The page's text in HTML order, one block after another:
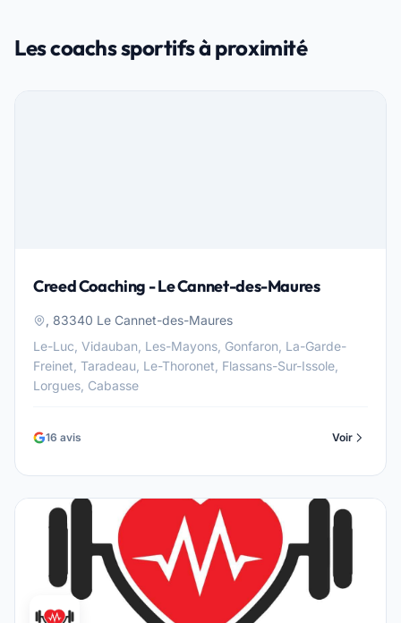
Les coachs sportifs à proximité
Creed Coaching - Le Cannet-des-Maures
, 83340 Le Cannet-des-Maures
Le-Luc, Vidauban, Les-Mayons, Gonfaron, La-Garde-
Freinet, Taradeau, Le-Thoronet, Flassans-Sur-Issole,
Lorgues, Cabasse
16 avis Voir